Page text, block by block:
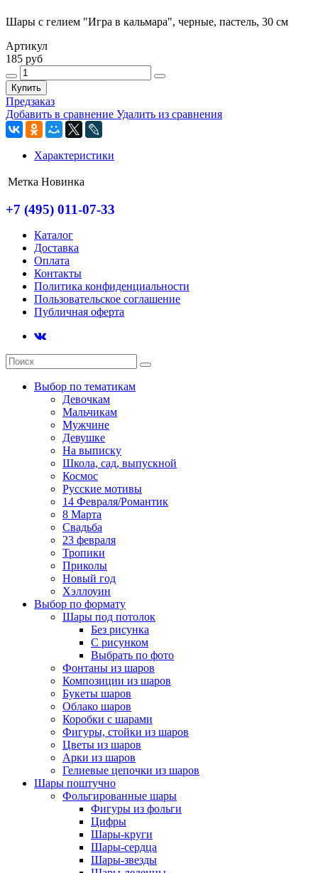
Шары с гелием "Игра в кальмара", черные, пастель, 30 см
Артикул
185 руб
Купить
Предзаказ
Добавить в сравнение Удалить из сравнения
Характеристики
Метка Новинка
+7 (495) 011-07-33
Каталог
Доставка
Оплата
Контакты
Политика конфиденциальности
Пользовательское соглашение
Публичная оферта
Выбор по тематикам
Девочкам
Мальчикам
Мужчине
Девушке
На выписку
Школа, сад, выпускной
Космос
Русские мотивы
14 Февраля/Романтик
8 Марта
Свадьба
23 февраля
Тропики
Приколы
Новый год
Хэллоуин
Выбор по формату
Шары под потолок
Без рисунка
С рисунком
Выбрать по фото
Фонтаны из шаров
Композиции из шаров
Букеты шаров
Облако шаров
Коробки с шарами
Фигуры, стойки из шаров
Цветы из шаров
Арки из шаров
Гелиевые цепочки из шаров
Шары поштучно
Фольгированные шары
Фигуры из фольги
Цифры
Шары-круги
Шары-сердца
Шары-звезды